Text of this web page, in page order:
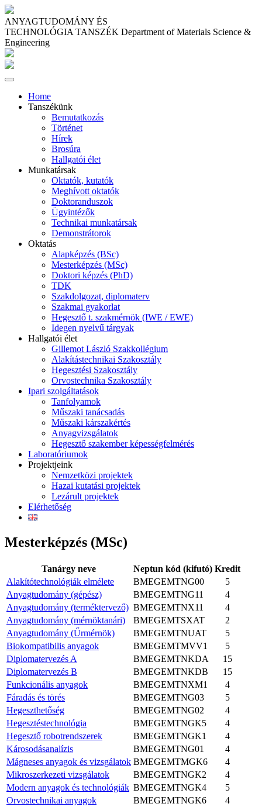
ANYAGTUDOMÁNY ÉS
TECHNOLÓGIA TANSZÉK Department of Materials Science &
Engineering
Home
Tanszékünk
Bemutatkozás
Történet
Hírek
Brosúra
Hallgatói élet
Munkatársak
Oktatók, kutatók
Meghívott oktatók
Doktoranduszok
Ügyintézők
Technikai munkatársak
Demonstrátorok
Oktatás
Alapképzés (BSc)
Mesterképzés (MSc)
Doktori képzés (PhD)
TDK
Szakdolgozat, diplomaterv
Szakmai gyakorlat
Hegesztő t. szakmérnök (IWE / EWE)
Idegen nyelvű tárgyak
Hallgatói élet
Gillemot László Szakkollégium
Alakítástechnikai Szakosztály
Hegesztési Szakosztály
Orvostechnika Szakosztály
Ipari szolgáltatások
Tanfolyamok
Műszaki tanácsadás
Műszaki kárszakértés
Anyagvizsgálatok
Hegesztő szakember képességfelmérés
Laboratóriumok
Projektjeink
Nemzetközi projektek
Hazai kutatási projektek
Lezárult projektek
Elérhetőség
Mesterképzés (MSc)
Tanárgy neve Neptun kód (kifutó) Kredit
Alakítótechnológiák elmélete
BMEGEMTNG00
5
Anyagtudomány (gépész)
BMEGEMTNG11
4
Anyagtudomány (terméktervező) BMEGEMTNX11
4
Anyagtudomány (mérnöktanári)
BMEGEMTSXAT
2
Anyagtudomány (Űrmérnök)
BMEGEMTNUAT
5
Biokompatibilis anyagok
BMEGEMTMVV1
5
Diplomatervezés A
BMEGEMTNKDA
15
Diplomatervezés B
BMEGEMTNKDB
15
Funkcionális anyagok
BMEGEMTNXM1
4
Fáradás és törés
BMEGEMTNG03
5
Hegeszthetőség
BMEGEMTNG02
4
Hegesztéstechnológia
BMEGEMTNGK5
4
Hegesztő robotrendszerek
BMEGEMTNGK1
4
Károsodásanalízis
BMEGEMTNG01
4
Mágneses anyagok és vizsgálatok BMEGEMTMGK6
4
Mikroszerkezeti vizsgálatok
BMEGEMTNGK2
4
Modern anyagok és technológiák BMEGEMTNGK4
5
Orvostechnikai anyagok
BMEGEMTNGK6
4